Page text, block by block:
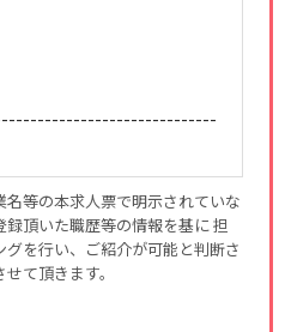
等の本求人票で明示されていな
頂いた職歴等の情報を基に 担
を行い、ご紹介が可能と判断さ
て頂きます。